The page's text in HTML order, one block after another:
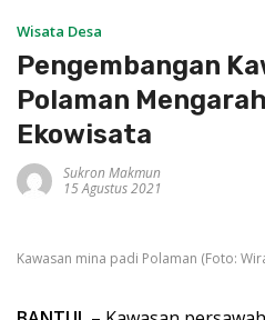
Wisata Desa
Pengembangan
Polaman
Ekowisata
Sukron Makmun
15 Agustus 2021
Kawasan mina padi Polaman (Foto: